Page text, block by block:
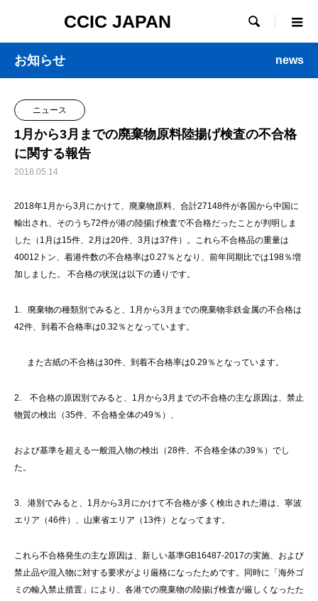
CCIC JAPAN 
お知らせ news
ニュース
1月から3月までの廃棄物原料陸揚げ検査の不合格
に関する報告
2018.05.14
2018年1月から3月にかけて、廃棄物原料、合計27148件が各国から中国に
輸出され、そのうち72件が港の陸揚げ検査で不合格だったことが判明しま
した（1月は15件、2月は20件、3月は37件）。これら不合格品の重量は
40012トン、着港件数の不合格率は0.27％となり、前年同期比では198％増
加しました。 不合格の状況は以下の通りです。
1. 廃棄物の種類別でみると、1月から3月までの廃棄物非鉄金属の不合格は
42件、到着不合格率は0.32％となっています。
また古紙の不合格は30件、到着不合格率は0.29％となっています。
2. 不合格の原因別でみると、1月から3月までの不合格の主な原因は、禁止
物質の検出（35件、不合格全体の49％）、
および基準を超える一般混入物の検出（28件、不合格全体の39％）でし
た。
3. 港別でみると、1月から3月にかけて不合格が多く検出された港は、寧波
エリア（46件）、山東省エリア（13件）となってます。
これら不合格発生の主な原因は、新しい基準GB16487-2017の実施、および
禁止品や混入物に対する要求がより厳格になったためです。同時に「海外ゴ
ミの輸入禁止措置」により、各港での廃棄物の陸揚げ検査が厳しくなったた